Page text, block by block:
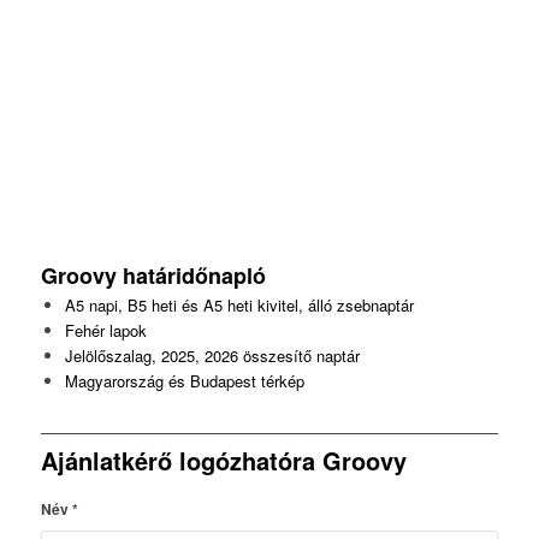
Groovy határidőnapló
A5 napi, B5 heti és A5 heti kivitel, álló zsebnaptár
Fehér lapok
Jelölőszalag, 2025, 2026 összesítő naptár
Magyarország és Budapest térkép
Ajánlatkérő logózhatóra Groovy
Név*